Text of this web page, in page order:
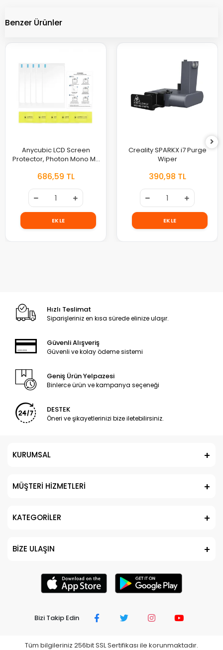
Benzer Ürünler
Anycubic LCD Screen
Protector, Photon Mono M7
686,59 TL
EKLE
Creality SPARKX i7 Purge
Wiper
390,98 TL
EKLE
Hızlı Teslimat
Siparişleriniz en kısa sürede elinize ulaşır.
Güvenli Alışveriş
Güvenli ve kolay ödeme sistemi
Geniş Ürün Yelpazesi
Binlerce ürün ve kampanya seçeneği
DESTEK
Öneri ve şikayetlerinizi bize iletebilirsiniz.
KURUMSAL
MÜŞTERİ HİZMETLERİ
KATEGORİLER
BİZE ULAŞIN
Bizi Takip Edin
Tüm bilgileriniz 256bit SSL Sertifikası ile korunmaktadır.